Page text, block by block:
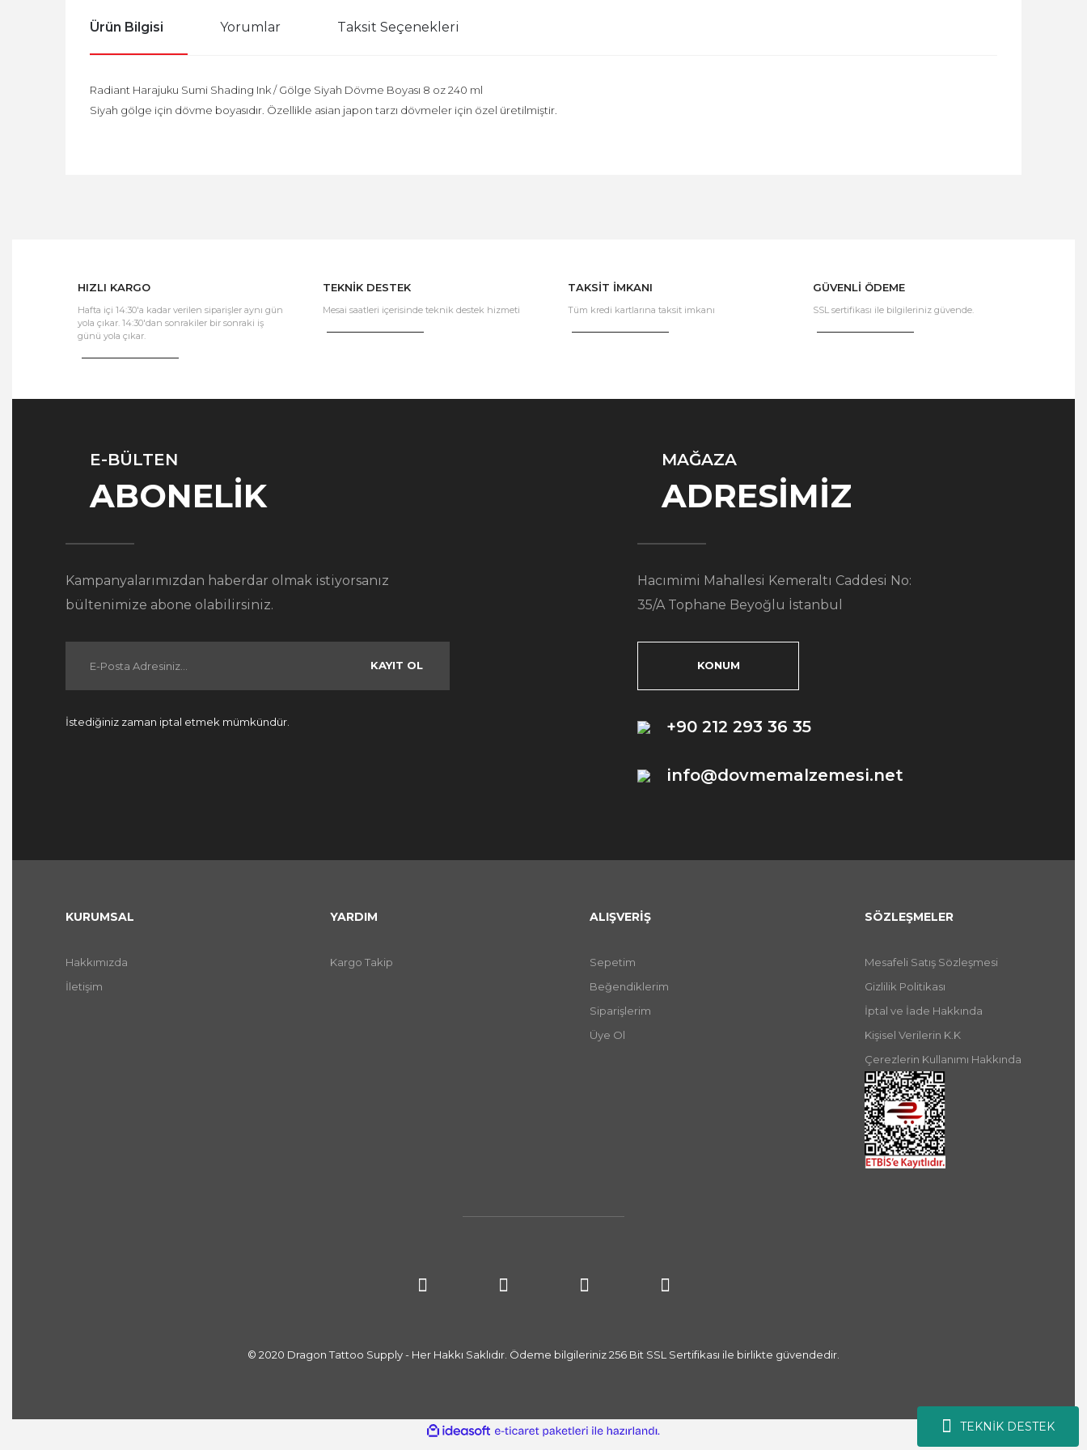
TEKNİK DESTEK
Ürün Bilgisi Yorumlar Taksit Seçenekleri
Radiant Harajuku Sumi Shading Ink / Gölge Siyah Dövme Boyası 8 oz 240 ml
Siyah gölge için dövme boyasıdır. Özellikle asian japon tarzı dövmeler için özel üretilmiştir.
HIZLI KARGO
Hafta içi 14:30'a kadar verilen siparişler aynı gün
yola çıkar. 14:30'dan sonrakiler bir sonraki iş
günü yola çıkar.
TEKNİK DESTEK
Mesai saatleri içerisinde teknik destek hizmeti
TAKSİT İMKANI
Tüm kredi kartlarına taksit imkanı
GÜVENLİ ÖDEME
SSL sertifikası ile bilgileriniz güvende.
E-BÜLTEN
ABONELİK
Kampanyalarımızdan haberdar olmak istiyorsanız
bültenimize abone olabilirsiniz.
KAYIT OL
İstediğiniz zaman iptal etmek mümkündür.
MAĞAZA
ADRESİMİZ
Hacımimi Mahallesi Kemeraltı Caddesi No:
35/A Tophane Beyoğlu İstanbul
KONUM
+90 212 293 36 35
info@dovmemalzemesi.net
KURUMSAL
Hakkımızda
İletişim
YARDIM
Kargo Takip
ALIŞVERİŞ
Sepetim
Beğendiklerim
Siparişlerim
Üye Ol
SÖZLEŞMELER
Mesafeli Satış Sözleşmesi
Gizlilik Politikası
İptal ve İade Hakkında
Kişisel Verilerin K.K
Çerezlerin Kullanımı Hakkında
© 2020 Dragon Tattoo Supply - Her Hakkı Saklıdır. Ödeme bilgileriniz 256 Bit SSL Sertifikası ile birlikte güvendedir.
ideasoft
e-